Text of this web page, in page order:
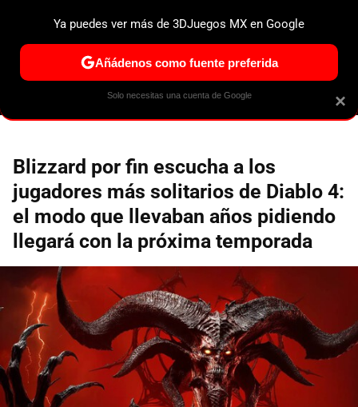
ESPECIALES PS5 NINTENDO SWITCH 2 XBOX
Blizzard por fin escucha a los
jugadores más solitarios de Diablo 4:
el modo que llevaban años pidiendo
llegará con la próxima temporada
×
Ya puedes ver más de 3DJuegos MX en Google
Añádenos como fuente preferida
Solo necesitas una cuenta de Google